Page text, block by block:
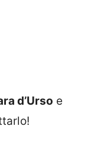
d’Urso e